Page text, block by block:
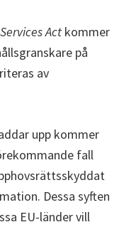
Act kommer
på
av
upp kommer
fall
Dessa syften
EU-länder vill